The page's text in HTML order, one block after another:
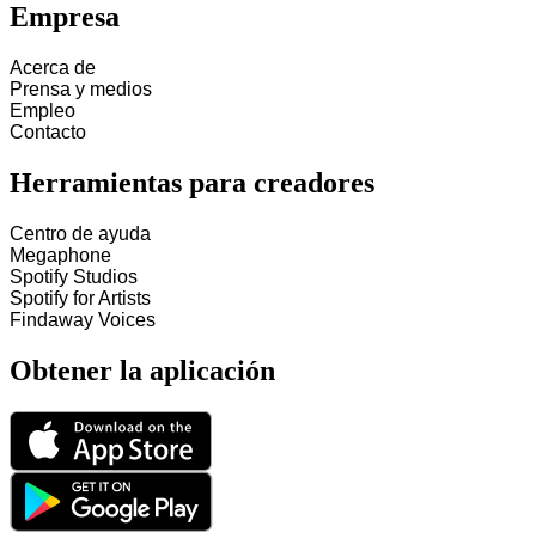
Empresa
Acerca de
Prensa y medios
Empleo
Contacto
Herramientas para creadores
Centro de ayuda
Megaphone
Spotify Studios
Spotify for Artists
Findaway Voices
Obtener la aplicación